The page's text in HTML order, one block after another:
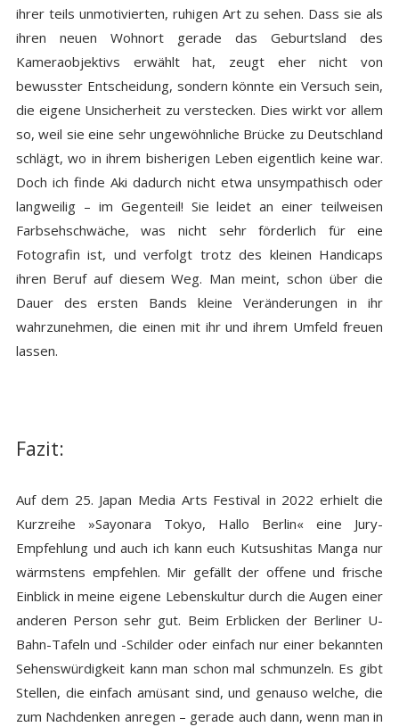
ihrer teils unmotivierten, ruhigen Art zu sehen. Dass sie als
ihren neuen Wohnort gerade das Geburtsland des
Kameraobjektivs erwählt hat, zeugt eher nicht von
bewusster Entscheidung, sondern könnte ein Versuch sein,
die eigene Unsicherheit zu verstecken. Dies wirkt vor allem
so, weil sie eine sehr ungewöhnliche Brücke zu Deutschland
schlägt, wo in ihrem bisherigen Leben eigentlich keine war.
Doch ich finde Aki dadurch nicht etwa unsympathisch oder
langweilig – im Gegenteil! Sie leidet an einer teilweisen
Farbsehschwäche, was nicht sehr förderlich für eine
Fotografin ist, und verfolgt trotz des kleinen Handicaps
ihren Beruf auf diesem Weg. Man meint, schon über die
Dauer des ersten Bands kleine Veränderungen in ihr
wahrzunehmen, die einen mit ihr und ihrem Umfeld freuen
lassen.
Fazit:
Auf dem 25. Japan Media Arts Festival in 2022 erhielt die
Kurzreihe »Sayonara Tokyo, Hallo Berlin« eine Jury-
Empfehlung und auch ich kann euch Kutsushitas Manga nur
wärmstens empfehlen. Mir gefällt der offene und frische
Einblick in meine eigene Lebenskultur durch die Augen einer
anderen Person sehr gut. Beim Erblicken der Berliner U-
Bahn-Tafeln und -Schilder oder einfach nur einer bekannten
Sehenswürdigkeit kann man schon mal schmunzeln. Es gibt
Stellen, die einfach amüsant sind, und genauso welche, die
zum Nachdenken anregen – gerade auch dann, wenn man in